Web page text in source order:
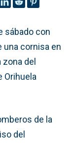
sábado con
una cornisa en
zona del
Orihuela
de la
del